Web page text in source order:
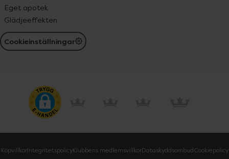
Eget apotek
Glädjeeffekten
Cookieinställningar
KöpvillkorIntegritetspolicyKlubbens medlemsvillkorDataskyddsombudCookiepolicy